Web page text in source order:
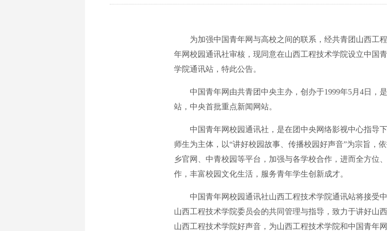
为加强中国青年网与高校之间的联系，经共青团山西工
年网校园通讯社审核，现同意在山西工程技术学院设立中国
学院通讯站，特此公告。
中国青年网由共青团中央主办，创办于1999年5月4日，
站，中央首批重点新闻网站。
中国青年网校园通讯社，是在团中央网络影视中心指导
师生为主体，以“讲好校园故事、传播校园好声音”为宗旨，
乡官网、中青校园等平台，加强与各学校合作，进而全方位
作，丰富校园文化生活，服务青年学生创新成才。
中国青年网校园通讯社山西工程技术学院通讯站将接受中
山西工程技术学院委员会的共同管理与指导，致力于讲好山
山西工程技术学院好声音，为山西工程技术学院和中国青年